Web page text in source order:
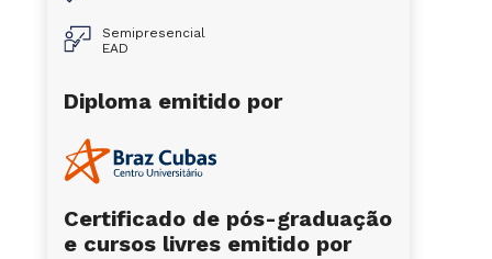
Semipresencial
EAD
Diploma emitido por
Certificado de pós-graduação
e cursos livres emitido por